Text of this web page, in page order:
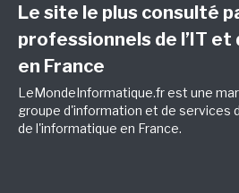
Le site le plus consulté
professionnels de l’IT et
en France
LeMondeInformatique.fr est une
groupe d'information et de services
de l'informatique en France.